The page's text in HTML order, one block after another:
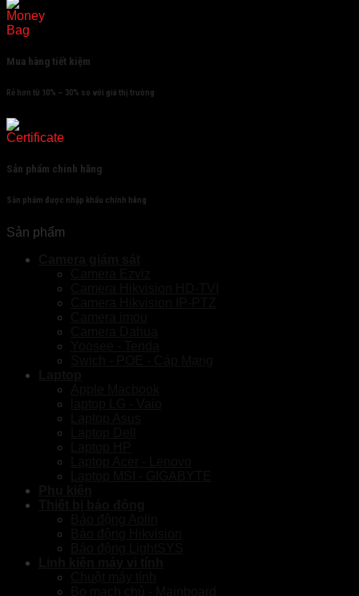
Mua hàng tiết kiệm
Rẻ hơn từ 10% – 30% so với giá thị trường
Sản phẩm chính hãng
Sản phẩm được nhập khẩu chính hãng
Sản phẩm